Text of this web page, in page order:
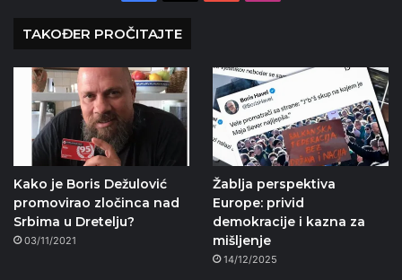
TAKOĐER PROČITAJTE
Kako je Boris Dežulović
promovirao zločinca nad
Srbima u Dretelju?
03/11/2021
Žablja perspektiva
Europe: privid
demokracije i kazna za
mišljenje
14/12/2025